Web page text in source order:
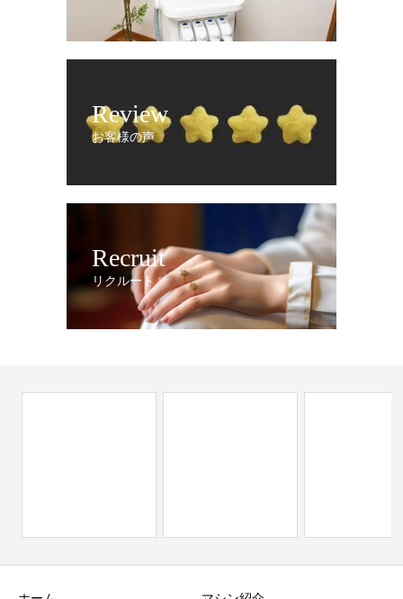
Review
お客様の声
Recruit
リクルート